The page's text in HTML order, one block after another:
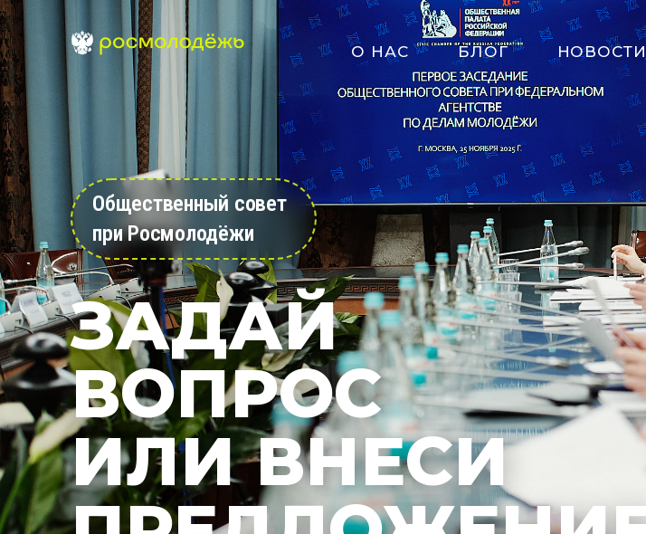
О НАС БЛОГ НОВОСТИ
Общественный совет
при Росмолодёжи
ЗАДАЙ
ВОПРОС
ИЛИ ВНЕСИ